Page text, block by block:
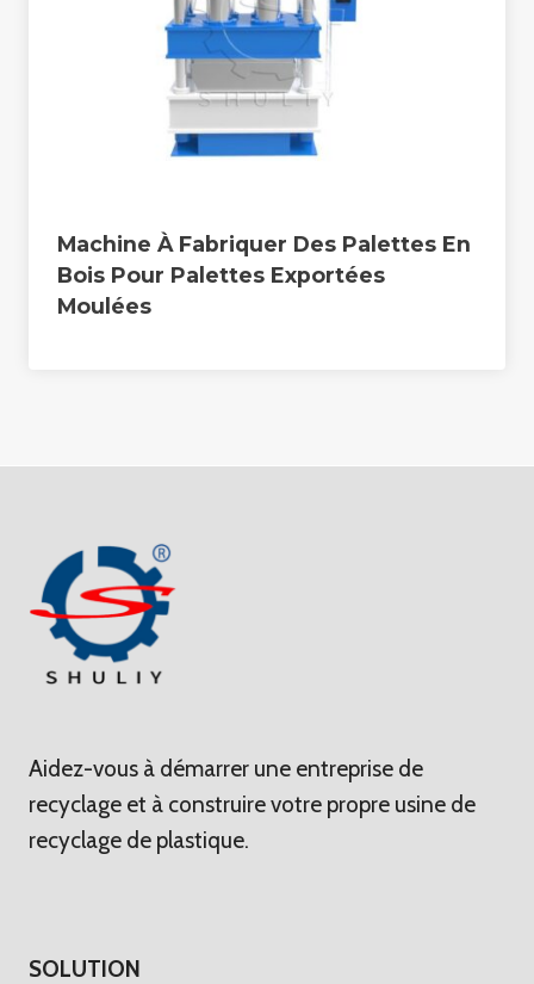
Machine À Fabriquer Des Palettes En
Bois Pour Palettes Exportées
Moulées
Aidez-vous à démarrer une entreprise de
recyclage et à construire votre propre usine de
recyclage de plastique.
SOLUTION